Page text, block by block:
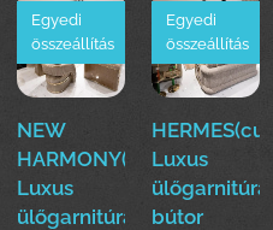
NEW
HARMONY(cur)
Luxus
ülőgarnitúra
Egyedi
összeállítás
Luxus
ülőgarnitúra
bútor
Egyedi
összeállítás